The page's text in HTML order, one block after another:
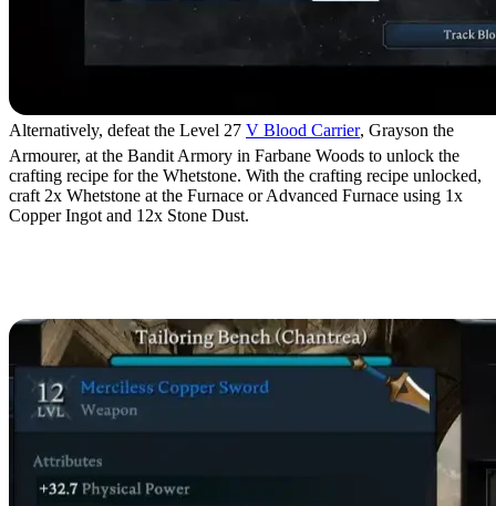
Alternatively, defeat the Level 27 V Blood Carrier, Grayson the
Armourer, at the Bandit Armory in Farbane Woods to unlock the
crafting recipe for the Whetstone. With the crafting recipe unlocked,
craft 2x Whetstone at the Furnace or Advanced Furnace using 1x
Copper Ingot and 12x Stone Dust.